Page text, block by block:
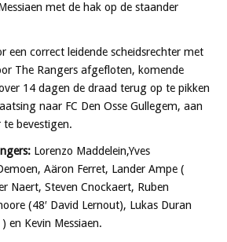
met de hak op de staander
een correct leidende scheidsrechter met
The Rangers afgefloten, komende
14 dagen de draad terug op te pikken
naar FC Den Osse Gullegem, aan
bevestigen.
Lorenzo Maddelein,Yves
Aäron Ferret, Lander Ampe (
Naert, Steven Cnockaert, Ruben
(48′ David Lernout), Lukas Duran
en Kevin Messiaen.